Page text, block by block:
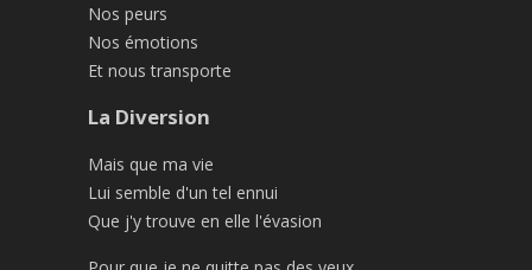
Nos peurs
Nos émotions
Et nous transporte
La Diversion
Mais que ma vie
Lui semble d'un tel ennui
Que j'y trouve en elle l'évasion